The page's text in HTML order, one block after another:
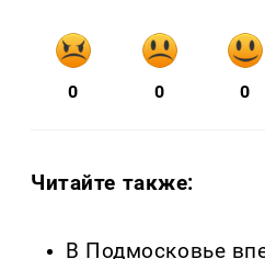
0 0 0
Читайте также:
В Подмосковье